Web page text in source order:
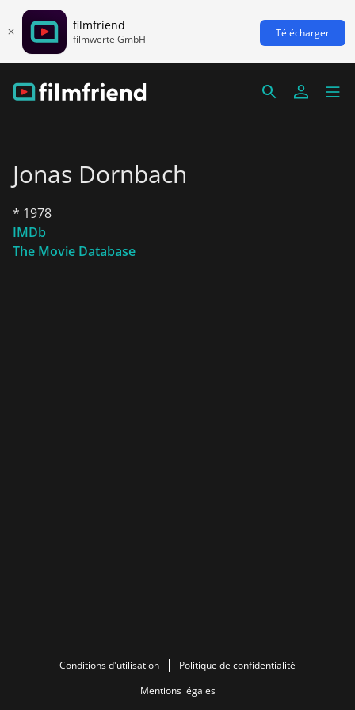
filmfriend
filmwerte GmbH Télécharger
Jonas Dornbach
* 1978
IMDb
The Movie Database
Conditions d'utilisation
Politique de confidentialité
Mentions légales